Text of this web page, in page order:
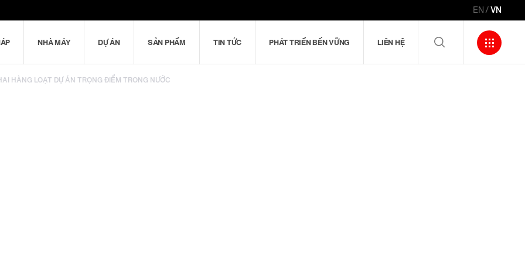
EN VN
NHÀ MÁY DỰ ÁN SẢN PHẨM TIN TỨC PHÁT TRIỂN BỀN VỮNG LIÊN HỆ
HÀNG LOẠT DỰ ÁN TRỌNG ĐIỂM TRONG NƯỚC